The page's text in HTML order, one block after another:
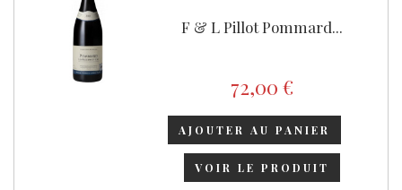
F & L Pillot Pommard...
72,00 €
AJOUTER AU PANIER
VOIR LE PRODUIT